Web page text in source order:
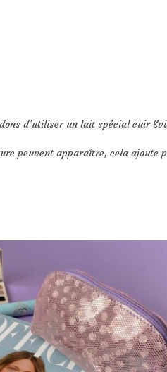
d’utiliser un lait spécial cuir
peuvent apparaître, cela ajoute